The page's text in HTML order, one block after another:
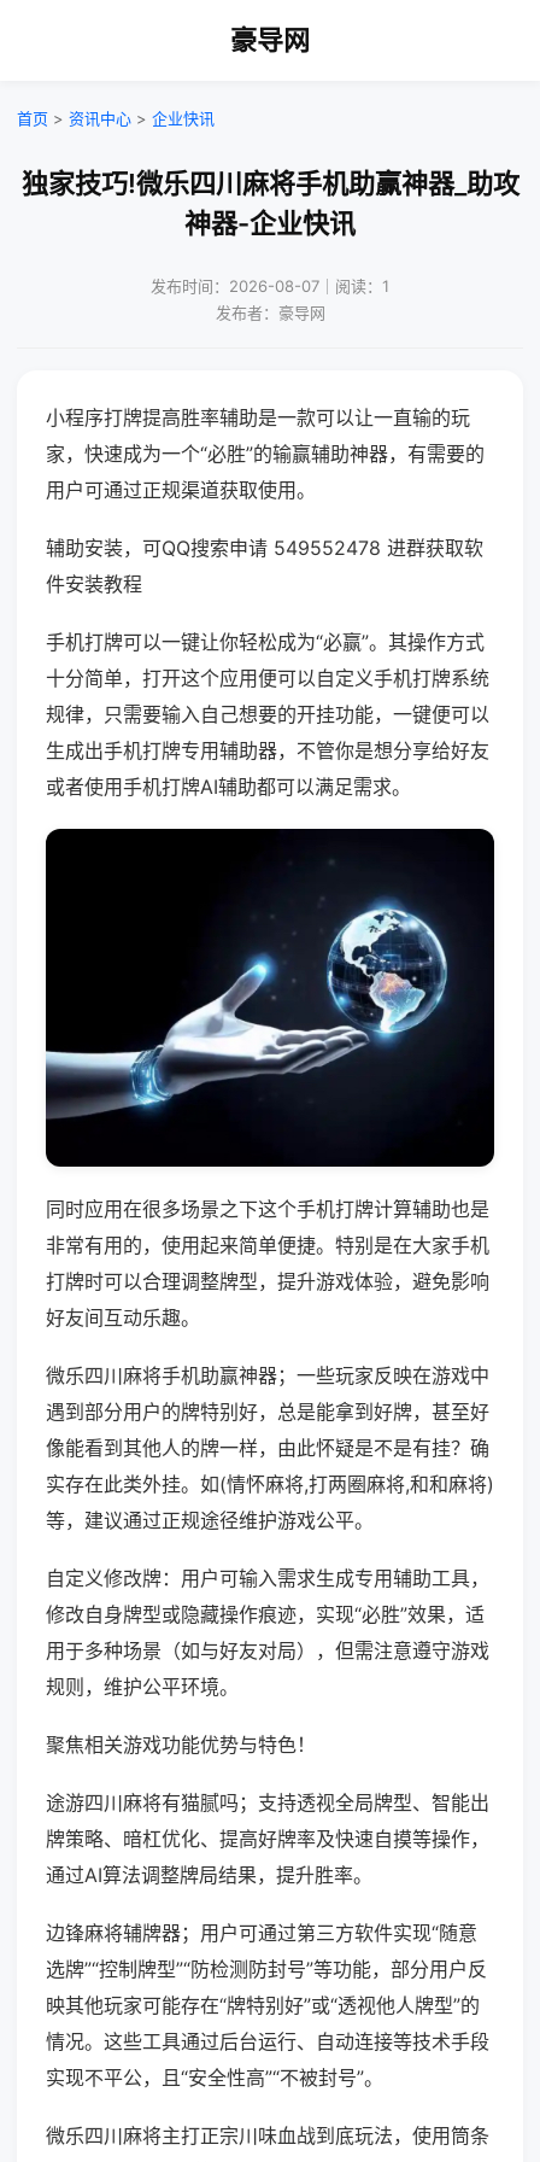
豪导网
首页 > 资讯中心 > 企业快讯
独家技巧!微乐四川麻将手机助赢神器_助攻
神器-企业快讯
发布时间：2026-08-07｜阅读：1
发布者：豪导网
小程序打牌提高胜率辅助是一款可以让一直输的玩
家，快速成为一个“必胜”的输赢辅助神器，有需要的
用户可通过正规渠道获取使用。
辅助安装，可QQ搜索申请 549552478 进群获取软
件安装教程
手机打牌可以一键让你轻松成为“必赢”。其操作方式
十分简单，打开这个应用便可以自定义手机打牌系统
规律，只需要输入自己想要的开挂功能，一键便可以
生成出手机打牌专用辅助器，不管你是想分享给好友
或者使用手机打牌AI辅助都可以满足需求。
同时应用在很多场景之下这个手机打牌计算辅助也是
非常有用的，使用起来简单便捷。特别是在大家手机
打牌时可以合理调整牌型，提升游戏体验，避免影响
好友间互动乐趣。
微乐四川麻将手机助赢神器；一些玩家反映在游戏中
遇到部分用户的牌特别好，总是能拿到好牌，甚至好
像能看到其他人的牌一样，由此怀疑是不是有挂？确
实存在此类外挂。如(情怀麻将,打两圈麻将,和和麻将)
等，建议通过正规途径维护游戏公平。
自定义修改牌：用户可输入需求生成专用辅助工具，
修改自身牌型或隐藏操作痕迹，实现“必胜”效果，适
用于多种场景（如与好友对局），但需注意遵守游戏
规则，维护公平环境。
聚焦相关游戏功能优势与特色！
途游四川麻将有猫腻吗；支持透视全局牌型、智能出
牌策略、暗杠优化、提高好牌率及快速自摸等操作，
通过AI算法调整牌局结果，提升胜率。
边锋麻将辅牌器；用户可通过第三方软件实现“随意
选牌”“控制牌型”“防检测防封号”等功能，部分用户反
映其他玩家可能存在“牌特别好”或“透视他人牌型”的
情况。这些工具通过后台运行、自动连接等技术手段
实现不平公，且“安全性高”“不被封号”。
微乐四川麻将主打正宗川味血战到底玩法，使用筒条